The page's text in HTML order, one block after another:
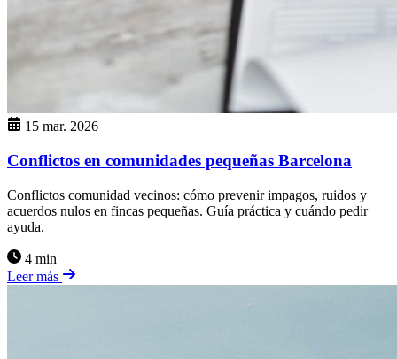
15 mar. 2026
Conflictos en comunidades pequeñas Barcelona
Conflictos comunidad vecinos: cómo prevenir impagos, ruidos y
acuerdos nulos en fincas pequeñas. Guía práctica y cuándo pedir
ayuda.
4 min
Leer más